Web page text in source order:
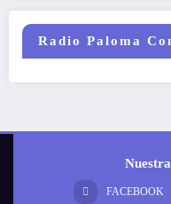
Radio Paloma
FACEBOOK